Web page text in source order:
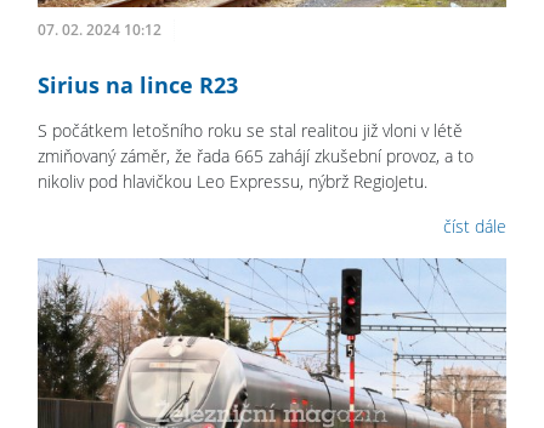
07. 02. 2024 10:12
Sirius na lince R23
S počátkem letošního roku se stal realitou již vloni v létě
zmiňovaný záměr, že řada 665 zahájí zkušební provoz, a to
nikoliv pod hlavičkou Leo Expressu, nýbrž RegioJetu.
číst dále